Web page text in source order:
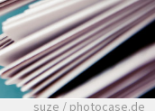
suze / photocase.de